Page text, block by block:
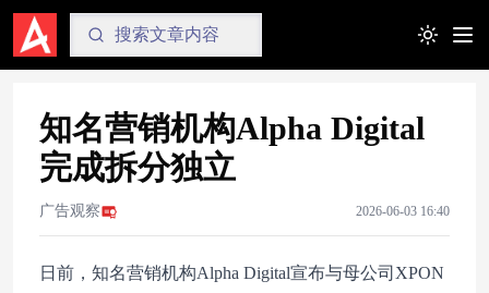
Toggle
知名营销机构Alpha Digital
完成拆分独立
广告观察 2026-06-03 16:40
日前，知名营销机构Alpha Digital宣布与母公司XPON